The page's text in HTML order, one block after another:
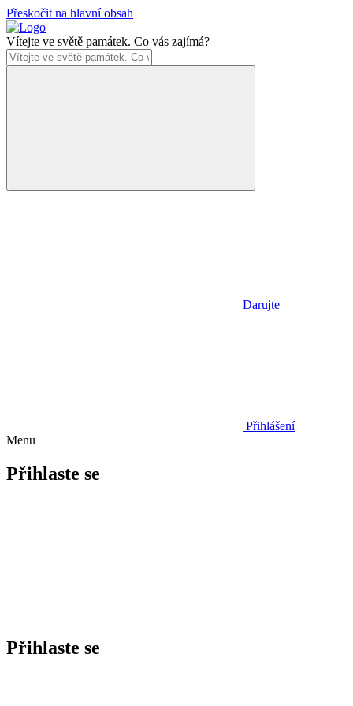
Přeskočit na hlavní obsah
Vítejte ve světě památek. Co vás zajímá?
Darujte
Přihlášení
Menu
Přihlaste se
Přihlaste se